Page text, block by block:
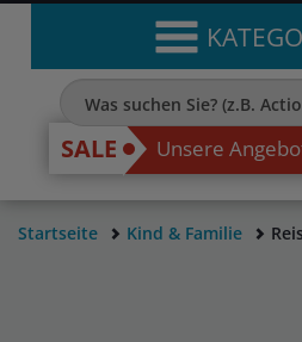
SALE Unsere
Startseite Kind & Familie